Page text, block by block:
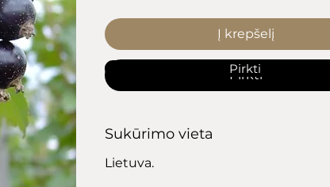
Į krepšelį
Pirkti
Sukūrimo vieta
Lietuva.
Pirkti